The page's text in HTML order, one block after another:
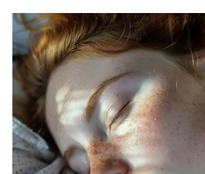
Beweeg regelmatig, maar
sporten
Je algehele welzijn en
verbeteren